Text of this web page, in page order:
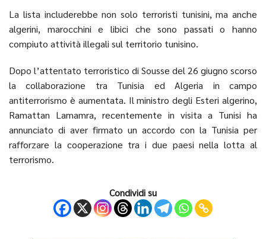
La lista includerebbe non solo terroristi tunisini, ma anche
algerini, marocchini e libici che sono passati o hanno
compiuto attività illegali sul territorio tunisino.
Dopo l’attentato terroristico di Sousse del 26 giugno scorso
la collaborazione tra Tunisia ed Algeria in campo
antiterrorismo è aumentata. Il ministro degli Esteri algerino,
Ramattan Lamamra, recentemente in visita a Tunisi ha
annunciato di aver firmato un accordo con la Tunisia per
rafforzare la cooperazione tra i due paesi nella lotta al
terrorismo.
Condividi su